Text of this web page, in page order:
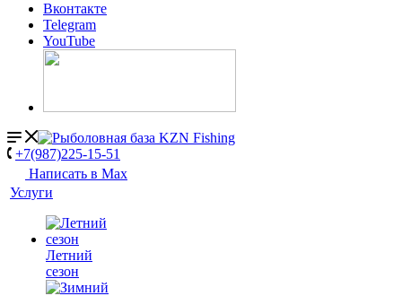
Вконтакте
Telegram
YouTube
+7(987)225-15-51
Написать в Мах
Услуги
Летний
сезон